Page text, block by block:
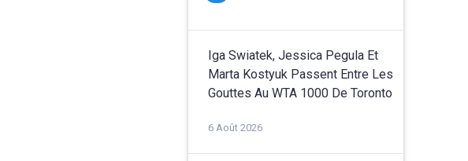
Iga Swiatek, Jessica Pegula Et
Marta Kostyuk Passent Entre Les
Gouttes Au WTA 1000 De Toronto
6 Août 2026